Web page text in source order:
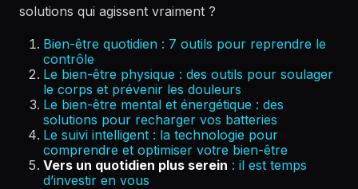
solutions qui agissent vraiment ?
Bien-être quotidien : 7 outils pour reprendre le
contrôle
Le bien-être physique : des outils pour soulager
le corps et prévenir les douleurs
Le bien-être mental et énergétique : des
solutions pour recharger vos batteries
Le suivi intelligent : la technologie pour
comprendre et optimiser votre bien-être
Vers un quotidien plus serein : il est temps
d’investir en vous